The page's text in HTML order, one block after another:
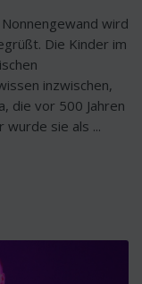
Nonnengewand wird
Die Kinder im
inzwischen,
die vor 500 Jahren
sie als ...